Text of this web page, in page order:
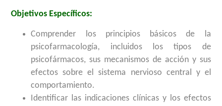
Objetivos Específicos:
Comprender los principios básicos de la
psicofarmacología, incluidos los tipos de
psicofármacos, sus mecanismos de acción y sus
efectos sobre el sistema nervioso central y el
comportamiento.
Identificar las indicaciones clínicas y los efectos